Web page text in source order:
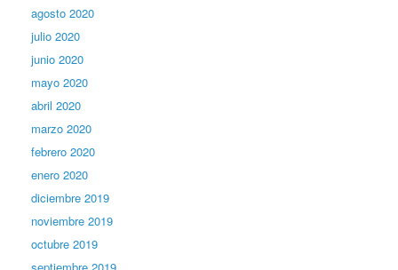
agosto 2020
julio 2020
junio 2020
mayo 2020
abril 2020
marzo 2020
febrero 2020
enero 2020
diciembre 2019
noviembre 2019
octubre 2019
septiembre 2019